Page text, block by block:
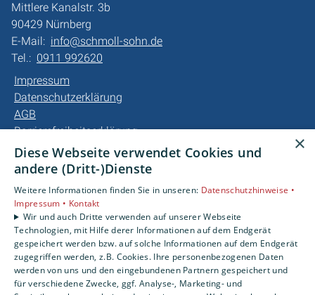
Mittlere Kanalstr. 3b
90429 Nürnberg
E-Mail: info@schmoll-sohn.de
Tel.: 0911 992620
Impressum
Datenschutzerklärung
AGB
Barrierefreiheitserklärung
Unsere Bereiche
Gewerbekunden
Karriere
Unternehmen
Kontakt
×
Diese Webseite verwendet Cookies und
andere (Dritt-)Dienste
Weitere Informationen finden Sie in unseren: Datenschutzhinweise •
Impressum • Kontakt
Wir und auch Dritte verwenden auf unserer Webseite
Technologien, mit Hilfe derer Informationen auf dem Endgerät
gespeichert werden bzw. auf solche Informationen auf dem Endgerät
zugegriffen werden, z.B. Cookies. Ihre personenbezogenen Daten
werden von uns und den eingebundenen Partnern gespeichert und
für verschiedene Zwecke, ggf. Analyse-, Marketing- und